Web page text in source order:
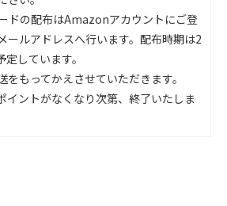
ドの配布はAmazonアカウントにご登
ールアドレスへ行います。配布時期は2
しています。
をもってかえさせていただきます。
イントがなくなり次第、終了いたしま